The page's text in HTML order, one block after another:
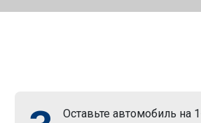
Оставьте автомобиль на